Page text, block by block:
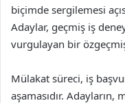
biçimde sergilemesi
Adaylar, geçmiş iş
vurgulayan bir özgeçmiş
Mülakat süreci, iş
aşamasıdır. Adayların,